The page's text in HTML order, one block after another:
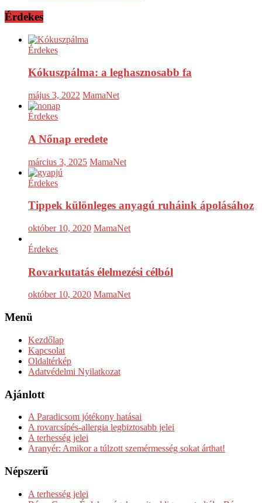
Érdekes
Érdekes
Kókuszpálma: a leghasznosabb fa
május 3, 2022 MamaNet
Érdekes
A Nőnap eredete
március 3, 2025 MamaNet
Érdekes
Tippek különleges anyagú ruháink ápolásához
október 10, 2020 MamaNet
Érdekes
Rovarkutatás élelmezési célból
október 10, 2020 MamaNet
Menü
Kezdőlap
Kapcsolat
Oldaltérkép
Adatvédelmi Nyilatkozat
Ajánlott
A Paradicsom jótékony hatásai
A rovarcsípés-allergia legbiztosabb jelei
A terhesség jelei
Aranyér: Amikor a túlzott szemérmesség sokat árthat!
Népszerű
A terhesség jelei